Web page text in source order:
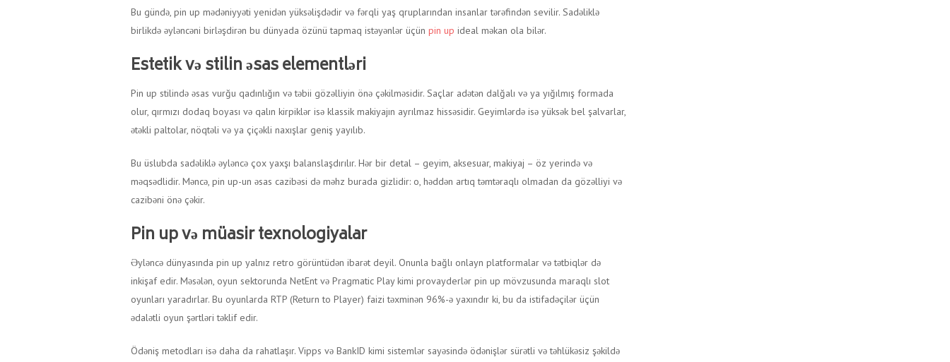
Bu gündə, pin up mədəniyyəti yenidən yüksəlişdədir və fərqli yaş qruplarından insanlar tərəfindən sevilir. Sadəliklə
birlikdə əyləncəni birləşdirən bu dünyada özünü tapmaq istəyənlər üçün pin up ideal məkan ola bilər.
Estetik və stilin əsas elementləri
Pin up stilində əsas vurğu qadınlığın və təbii gözəlliyin önə çəkilməsidir. Saçlar adətən dalğalı və ya yığılmış formada
olur, qırmızı dodaq boyası və qalın kirpiklər isə klassik makiyajın ayrılmaz hissəsidir. Geyimlərdə isə yüksək bel şalvarlar,
ətəkli paltolar, nöqtəli və ya çiçəkli naxışlar geniş yayılıb.
Bu üslubda sadəliklə əyləncə çox yaxşı balanslaşdırılır. Hər bir detal – geyim, aksesuar, makiyaj – öz yerində və
məqsədlidir. Məncə, pin up-un əsas cazibəsi də məhz burada gizlidir: o, həddən artıq təmtəraqlı olmadan da gözəlliyi və
cazibəni önə çəkir.
Pin up və müasir texnologiyalar
Əyləncə dünyasında pin up yalnız retro görüntüdən ibarət deyil. Onunla bağlı onlayn platformalar və tətbiqlər də
inkişaf edir. Məsələn, oyun sektorunda NetEnt və Pragmatic Play kimi provayderlər pin up mövzusunda maraqlı slot
oyunları yaradırlar. Bu oyunlarda RTP (Return to Player) faizi təxminən 96%-ə yaxındır ki, bu da istifadəçilər üçün
ədalətli oyun şərtləri təklif edir.
Ödəniş metodları isə daha da rahatlaşır. Vipps və BankID kimi sistemlər sayəsində ödənişlər sürətli və təhlükəsiz şəkildə